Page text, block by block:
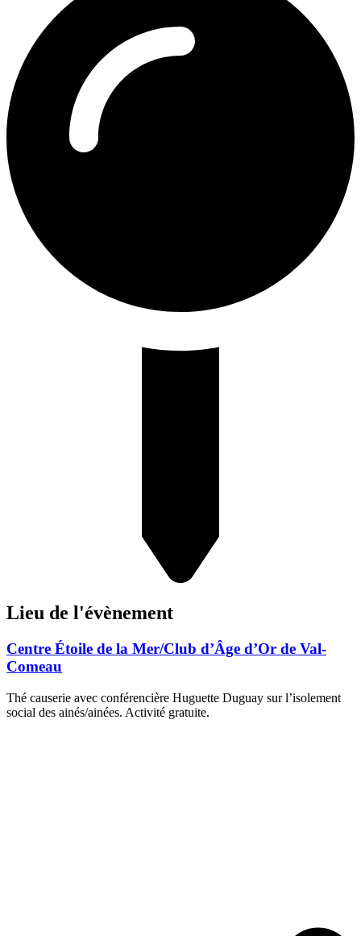
Lieu de l'évènement
Centre Étoile de la Mer/Club d’Âge d’Or de Val-
Comeau
Thé causerie avec conférencière Huguette Duguay sur l’isolement
social des ainés/ainées. Activité gratuite.